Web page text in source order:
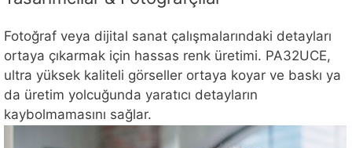
Fotoğraf veya dijital sanat çalışmalarındaki detayları
ortaya çıkarmak için hassas renk üretimi. PA32UCE,
ultra yüksek kaliteli görseller ortaya koyar ve baskı ya
da üretim yolcuğunda yaratıcı detayların
kaybolmamasını sağlar.